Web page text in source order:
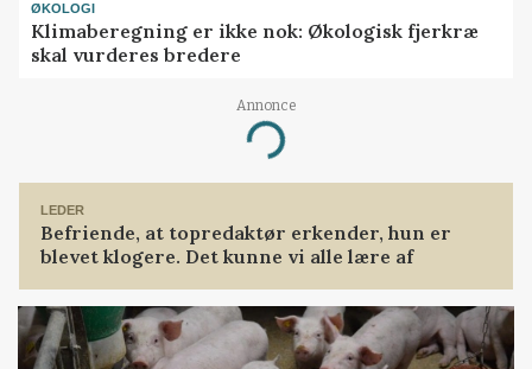
ØKOLOGI
Klimaberegning er ikke nok: Økologisk fjerkræ
skal vurderes bredere
Annonce
Loading...
LEDER
Befriende, at topredaktør erkender, hun er
blevet klogere. Det kunne vi alle lære af